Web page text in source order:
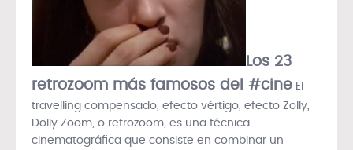
Los 23
retrozoom más famosos del #cine El
travelling compensado, efecto vértigo, efecto Zolly,
Dolly Zoom, o retrozoom, es una técnica
cinematográfica que consiste en combinar un